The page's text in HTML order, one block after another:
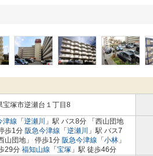
宝塚市逆瀬台１丁目8
津線 「 逆瀬川
」駅 バス8分 「西山団地
歩1分 阪急今津線 「 逆瀬川
」駅 バス7
山団地」 停歩1分 阪急今津線 「 小林 」
29分 福知山線 「 宝塚 」駅 徒歩46分